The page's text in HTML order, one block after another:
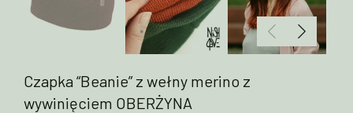
Czapka “Beanie” z wełny merino z
wywinięciem OBERŻYNA